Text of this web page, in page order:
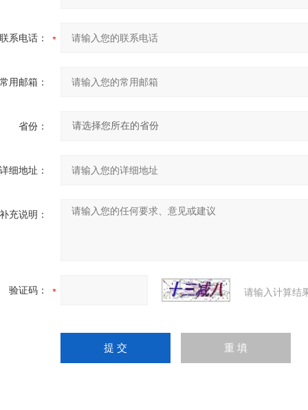
联系电话：
常用邮箱：
省份：
详细地址：
补充说明：
验证码： 请输入计算结